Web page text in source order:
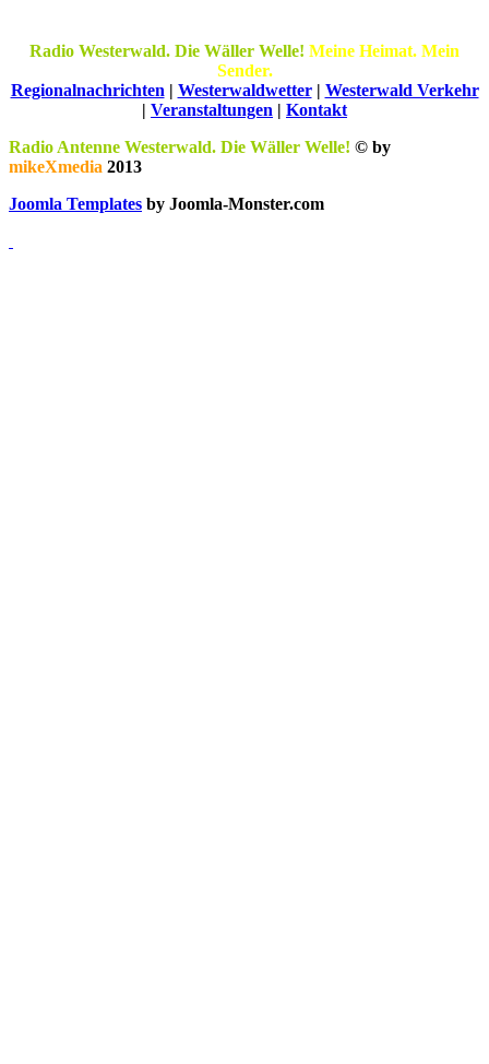
Radio Westerwald. Die Wäller Welle! Meine Heimat. Mein
Sender.
Regionalnachrichten | Westerwaldwetter| Westerwald Verkehr
| Veranstaltungen | Kontakt
Radio Antenne Westerwald. Die Wäller Welle! © by
mikeXmedia 2013
Joomla Templates by Joomla-Monster.com